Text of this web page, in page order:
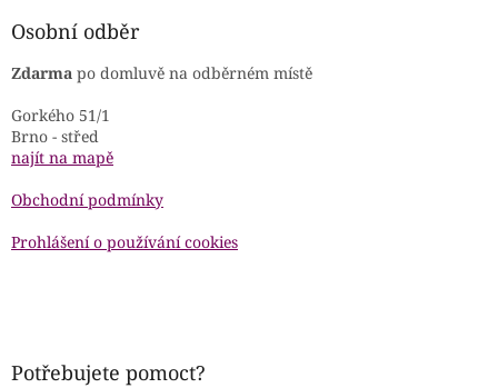
Osobní odběr
Zdarma po domluvě na odběrném místě
Gorkého 51/1
Brno - střed
najít na mapě
Obchodní podmínky
Prohlášení o používání cookies
Potřebujete pomoct?